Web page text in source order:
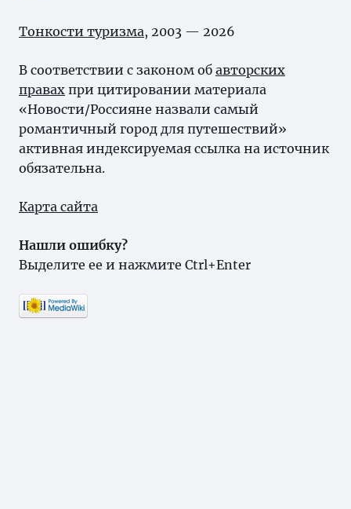
Тонкости туризма, 2003 — 2026
В соответствии с законом об авторских
правах при цитировании материала
«Новости/Россияне назвали самый
романтичный город для путешествий»
активная индексируемая ссылка на источник
обязательна.
Карта сайта
Нашли ошибку?
Выделите ее и нажмите Ctrl+Enter